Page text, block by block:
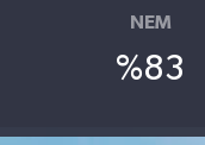
NEM
%83